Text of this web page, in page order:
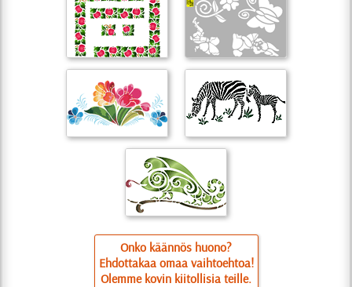
Onko käännös huono?
Ehdottakaa omaa vaihtoehtoa!
Olemme kovin kiitollisia teille.